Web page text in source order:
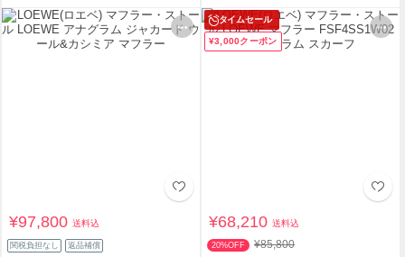
¥97,800送料込
関税負担なし 返品補償
タイムセール
¥3,000クーポン
¥68,210送料込
20%OFF ¥85,800